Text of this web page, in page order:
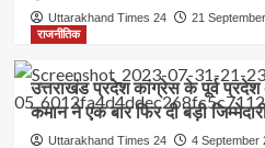
Uttarakhand Times 24 21
राजनीतिक
उत्तराखंड प्रदेश कांग्रेस के पूर्व प्रदेश
कमान ने एक बार फिर दी बड़ी
Uttarakhand Times 24 4 September